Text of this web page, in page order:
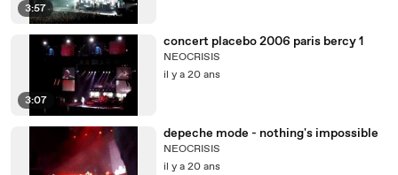
3:57
3:07
concert placebo 2006 paris bercy 1
NEOCRISIS
il y a 20 ans
depeche mode - nothing's impossible
NEOCRISIS
il y a 20 ans